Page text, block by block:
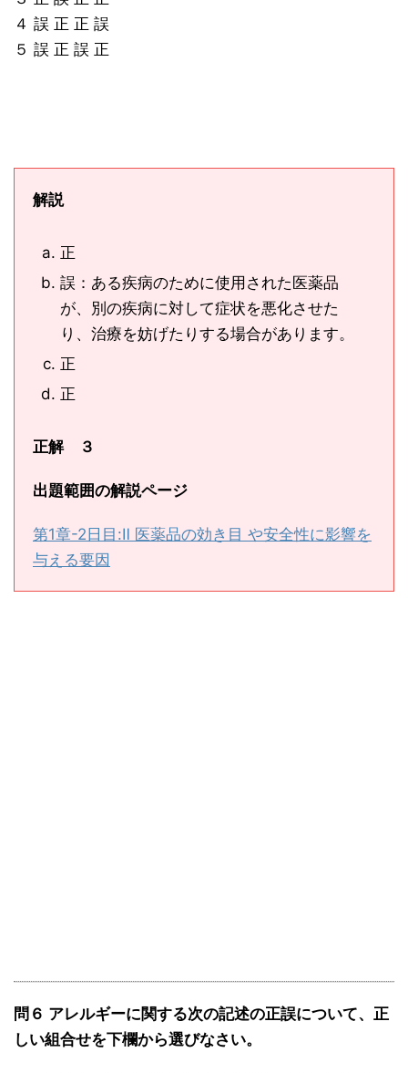
４ 誤 正 正 誤
５ 誤 正 誤 正
解説
正
誤：ある疾病のために使用された医薬品
が、別の疾病に対して症状を悪化させた
り、治療を妨げたりする場合があります。
正
正
正解 ３
出題範囲の解説ページ
第1章-2日目:Ⅱ 医薬品の効き目 や安全性に影響を
与える要因
問６ アレルギーに関する次の記述の正誤について、正
しい組合せを下欄から選びなさい。